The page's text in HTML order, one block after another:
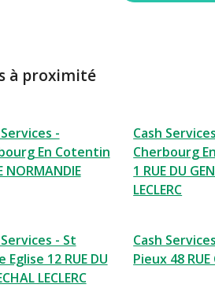
à proximité
-
En Cotentin
NORMANDIE
Cash
Cherbourg
1 RUE DU
LECLERC
- St
Eglise 12 RUE DU
LECLERC
Cash
Pieux 48 RUE